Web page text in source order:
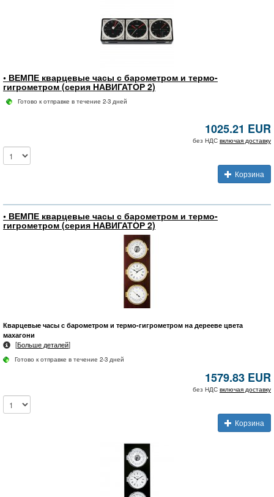
• ВЕМПЕ кварцевые часы с барометром и термо-
гигрометром (серия НАВИГАТОР 2)
Готово к отправке в течение 2-3 дней
1025.21 EUR
без НДС включая доставку
Корзина
• ВЕМПЕ кварцевые часы с барометром и термо-
гигрометром (серия НАВИГАТОР 2)
Кварцевые часы с барометром и термо-гигрометром на дерееве цвета
махагони
[Больше деталей]
Готово к отправке в течение 2-3 дней
1579.83 EUR
без НДС включая доставку
Корзина